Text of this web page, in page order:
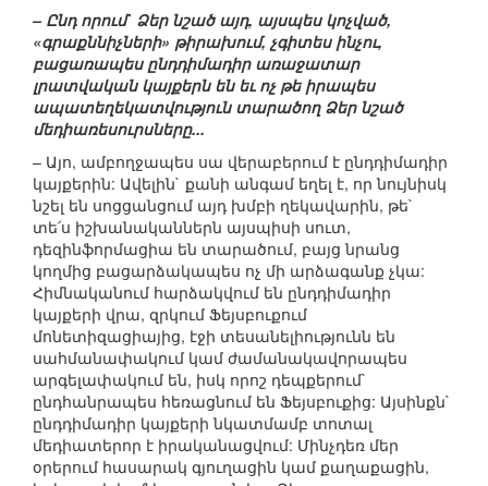
– Ընդ որում` Ձեր նշած այդ, այսպես կոչված,
«գրաքննիչների» թիրախում, չգիտես ինչու,
բացառապես ընդդիմադիր առաջատար
լրատվական կայքերն են եւ ոչ թե իրապես
ապատեղեկատվություն տարածող Ձեր նշած
մեդիառեսուրսները...
– Այո, ամբողջապես սա վերաբերում է ընդդիմադիր
կայքերին: Ավելին` քանի անգամ եղել է, որ նույնիսկ
նշել են սոցցանցում այդ խմբի ղեկավարին, թե`
տե՛ս իշխանականներն այսպիսի սուտ,
դեզինֆորմացիա են տարածում, բայց նրանց
կողմից բացարձակապես ոչ մի արձագանք չկա:
Հիմնականում հարձակվում են ընդդիմադիր
կայքերի վրա, զրկում Ֆեյսբուքում
մոնետիզացիայից, էջի տեսանելիությունն են
սահմանափակում կամ ժամանակավորապես
արգելափակում են, իսկ որոշ դեպքերում`
ընդհանրապես հեռացնում են Ֆեյսբուքից: Այսինքն`
ընդդիմադիր կայքերի նկատմամբ տոտալ
մեդիատերոր է իրականացվում: Մինչդեռ մեր
օրերում հասարակ գյուղացին կամ քաղաքացին,